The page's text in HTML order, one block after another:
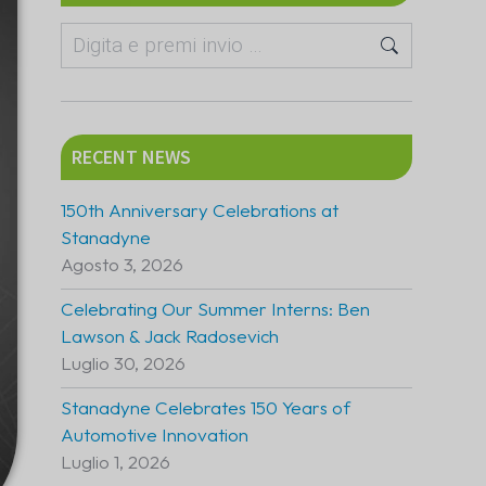
RECENT NEWS
150th Anniversary Celebrations at
Stanadyne
Agosto 3, 2026
Celebrating Our Summer Interns: Ben
Lawson & Jack Radosevich
Luglio 30, 2026
Stanadyne Celebrates 150 Years of
Automotive Innovation
Luglio 1, 2026